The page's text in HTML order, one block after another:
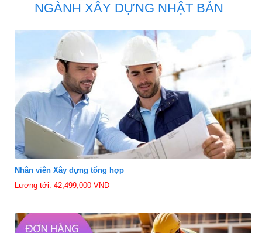
NGÀNH XÂY DỰNG NHẬT BẢN
Nhân viên Xây dựng tổng hợp
Lương tới: 42,499,000 VND